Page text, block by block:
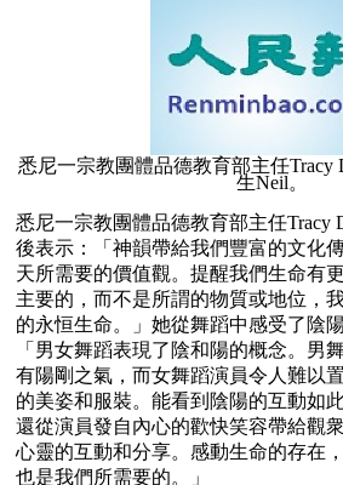
悉尼一宗教團體品德教育部主任Tracy
生Neil。
悉尼一宗教團體品德教育部主任Tracy
後表示：「神韻帶給我們豐富的文化
天所需要的價值觀。提醒我們生命有
主要的，而不是所謂的物質或地位，
的永恒生命。」她從舞蹈中感受了陰
「男女舞蹈表現了陰和陽的概念。男
有陽剛之氣，而女舞蹈演員令人難以
的美姿和服裝。能看到陰陽的互動如
還從演員發自內心的歡快笑容帶給觀
心靈的互動和分享。感動生命的存在
也是我們所需要的。」